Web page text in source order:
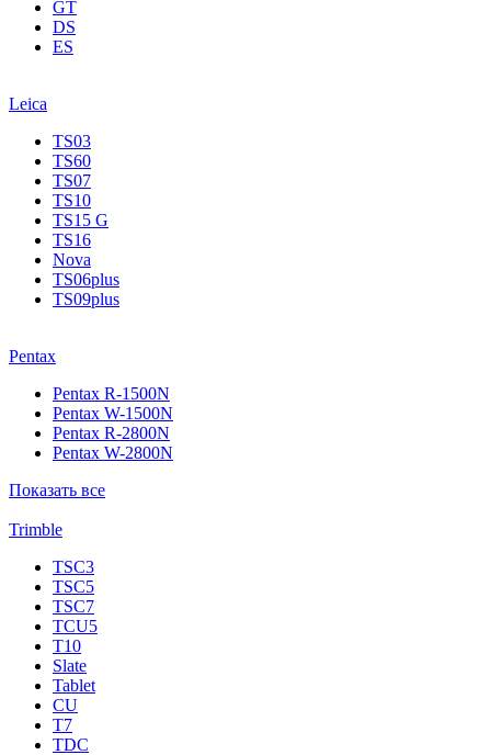
GT
DS
ES
Leica
TS03
TS60
TS07
TS10
TS15 G
TS16
Nova
TS06plus
TS09plus
Pentax
Pentax R-1500N
Pentax W-1500N
Pentax R-2800N
Pentax W-2800N
Показать все
Trimble
TSC3
TSC5
TSC7
TCU5
T10
Slate
Tablet
CU
T7
TDC